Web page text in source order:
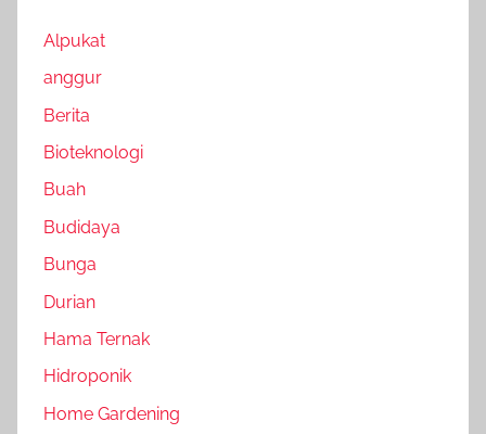
Alpukat
anggur
Berita
Bioteknologi
Buah
Budidaya
Bunga
Durian
Hama Ternak
Hidroponik
Home Gardening